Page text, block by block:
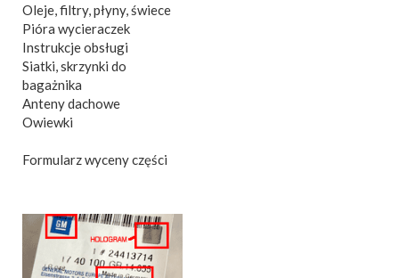
Oleje, filtry, płyny, świece
Pióra wycieraczek
Instrukcje obsługi
Siatki, skrzynki do
bagażnika
Anteny dachowe
Owiewki
Formularz wyceny części